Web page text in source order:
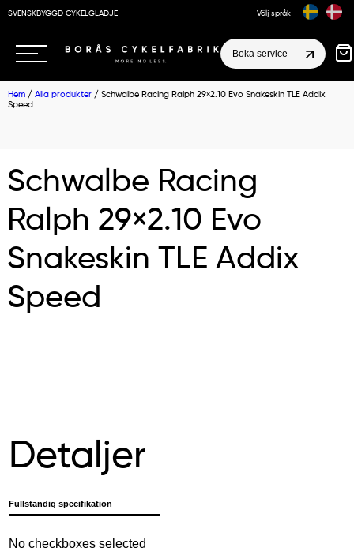
SVENSKBYGGD CYKELGLÄDJE Välj språk
Boka service
Hem / Alla produkter / Schwalbe Racing Ralph 29×2.10 Evo Snakeskin TLE Addix
Speed
Schwalbe Racing
Ralph 29×2.10 Evo
Snakeskin TLE Addix
Speed
Detaljer
Fullständig specifikation
No checkboxes selected